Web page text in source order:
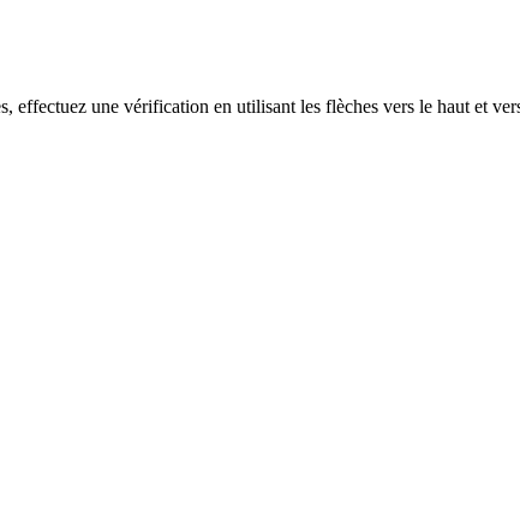
effectuez une vérification en utilisant les flèches vers le haut et